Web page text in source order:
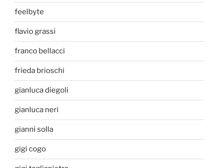
feelbyte
flavio grassi
franco bellacci
frieda brioschi
gianluca diegoli
gianluca neri
gianni solla
gigi cogo